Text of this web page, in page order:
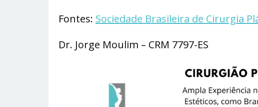
Fontes: Sociedade Brasileira de Cirurgia
Dr. Jorge Moulim – CRM 7797-ES